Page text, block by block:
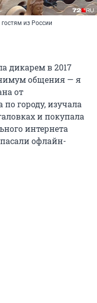
из России
дикарем в 2017
общения — я
от
городу, изучала
и покупала
интернета
офлайн-